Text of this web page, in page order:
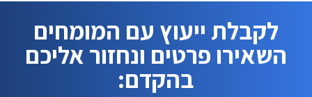
לקבלת ייעוץ עם המומחים
השאירו פרטים ונחזור אליכם
בהקדם: